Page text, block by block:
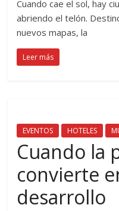
Cuando cae el sol, hay
abriendo el telón.
nuevos mapas, la
Leer más
EVENTOS HOTELES
Cuando la
convierte
desarrollo